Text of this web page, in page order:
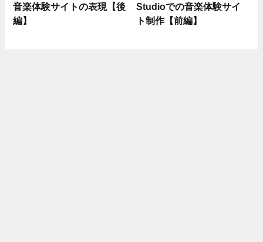
音楽体験サイトの表現【後
編】
Studioでの音楽体験サイ
ト制作【前編】